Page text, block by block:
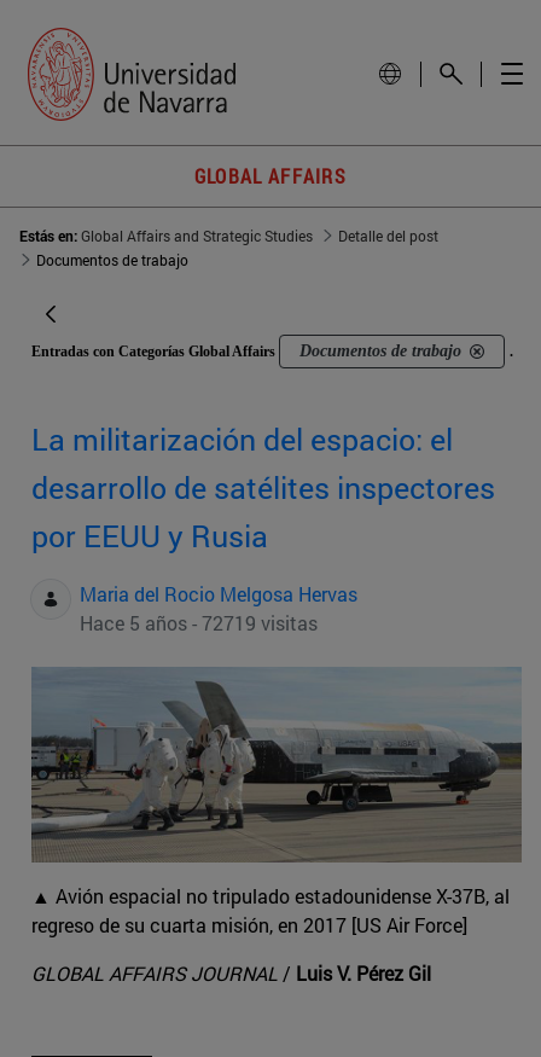
GLOBAL AFFAIRS
Estás en:Global Affairs and Strategic Studies
Detalle del post
Documentos de trabajo
Entradas con Categorías Global Affairs Documentos de trabajo .
La militarización del espacio: el
desarrollo de satélites inspectores
por EEUU y Rusia
Maria del Rocio Melgosa Hervas
Hace 5 años - 72719 visitas
▲ Avión espacial no tripulado estadounidense X-37B, al
regreso de su cuarta misión, en 2017 [US Air Force]
GLOBAL AFFAIRS JOURNAL / Luis V. Pérez Gil